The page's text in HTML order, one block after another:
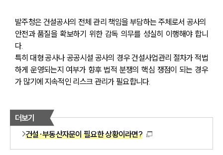
발주청은 건설공사의 전체 관리 책임을 부담하는 주체로서 공사의
안전과 품질을 확보하기 위한 감독 의무를 성실히 이행해야 합니
다.
특히 대형 공사나 공공시설 공사의 경우 건설사업관리 절차가 적법
하게 운영되는지 여부가 향후 법적 분쟁의 핵심 쟁점이 되는 경우
가 많기에 지속적인 리스크 관리가 필요합니다.
더보기
건설·부동산자문이 필요한 상황이라면?